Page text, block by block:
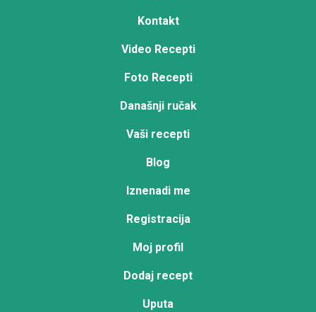
Kontakt
Video Recepti
Foto Recepti
Današnji ručak
Vaši recepti
Blog
Iznenadi me
Registracija
Moj profil
Dodaj recept
Uputa